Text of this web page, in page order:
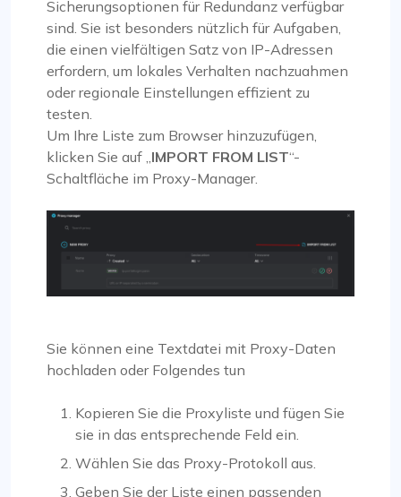
Sicherungsoptionen für Redundanz verfügbar
sind. Sie ist besonders nützlich für Aufgaben,
die einen vielfältigen Satz von IP-Adressen
erfordern, um lokales Verhalten nachzuahmen
oder regionale Einstellungen effizient zu
testen.
Um Ihre Liste zum Browser hinzuzufügen,
klicken Sie auf „ IMPORT FROM LIST“-
Schaltfläche im Proxy-Manager.
Sie können eine Textdatei mit Proxy-Daten
hochladen oder Folgendes tun
Kopieren Sie die Proxyliste und fügen Sie
sie in das entsprechende Feld ein.
Wählen Sie das Proxy-Protokoll aus.
Geben Sie der Liste einen passenden